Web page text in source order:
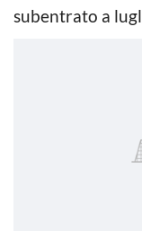
subentrato a